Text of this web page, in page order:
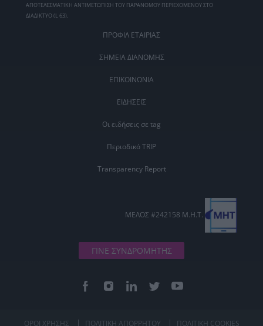
ΑΠΟΤΕΛΕΣΜΑΤΙΚΗ ΑΝΤΙΜΕΤΩΠΙΣΗ ΤΟΥ ΠΑΡΑΝΟΜΟΥ ΠΕΡΙΕΧΟΜΕΝΟΥ ΣΤΟ
ΔΙΑΔΙΚΤΥΟ (L 63).
ΠΡΟΦΙΛ ΕΤΑΙΡΙΑΣ
ΣΗΜΕΙΑ ΔΙΑΝΟΜΗΣ
ΕΠΙΚΟΙΝΩΝΙΑ
ΕΙΔΗΣΕΙΣ
Οι ειδήσεις σε tag
Περιοδικό TRIP
Transparency Report
ΓΙΝΕ ΣΥΝΔΡΟΜΗΤΗΣ
ΜΕΛΟΣ #242158 Μ.Η.Τ.
ΟΡΟΙ ΧΡΗΣΗΣ ΠΟΛΙΤΙΚΗ ΑΠΟΡΡΗΤΟΥ ΠΟΛΙΤΙΚΗ COOKIES